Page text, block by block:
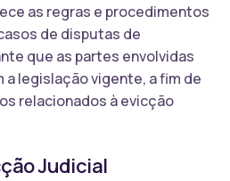
as regras e procedimentos
de disputas de
que as partes envolvidas
legislação vigente, a fim de
relacionados à evicção
Judicial